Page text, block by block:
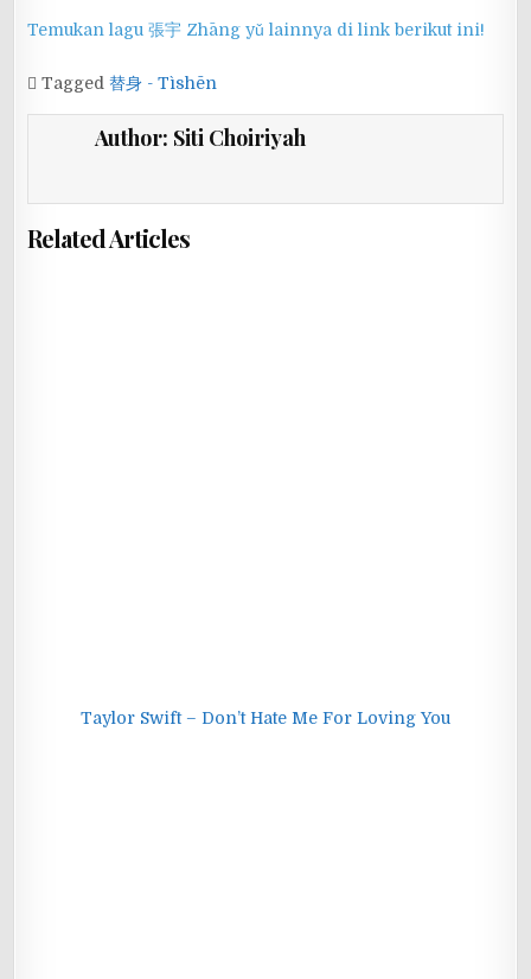
Temukan lagu 張宇 Zhāng yǔ lainnya di link berikut ini!
Tagged替身 - Tìshēn
Author: Siti Choiriyah
Related Articles
Taylor Swift – Don’t Hate Me For Loving You